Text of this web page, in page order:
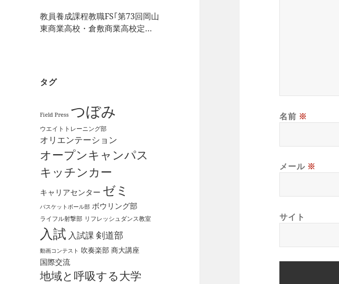
教員養成課程教職FS｢第73回岡山
東商業高校・倉敷商業高校定期
タグ
Field Press つぼみ
ウエイトトレーニング部
オリエンテーション
オープンキャンパス
キッチンカー
キャリアセンター ゼミ
バスケットボール部 ボウリング部
ライフル射撃部 リフレッシュダンス教室
入試 入試課 剣道部
動画コンテスト 吹奏楽部 商大講座
国際交流
地域と呼吸する大学
名前 ※
メール ※
サイト